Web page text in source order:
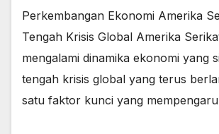
Perkembangan Ekonomi Amerika
Tengah Krisis Global Amerika
mengalami dinamika ekonomi yang
tengah krisis global yang terus
satu faktor kunci yang